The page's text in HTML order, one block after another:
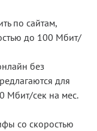
по сайтам,
до 100 Мбит/
без
для
Мбит/сек на мес.
со скоростью